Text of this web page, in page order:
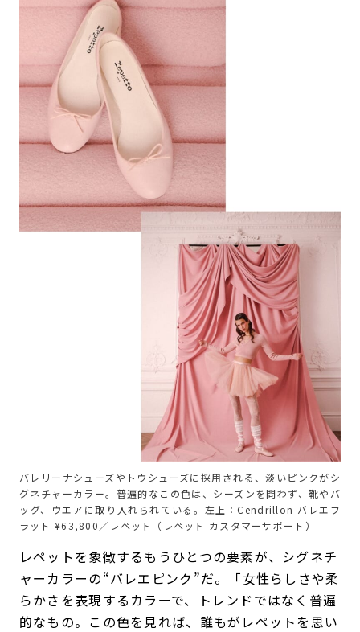
バレリーナシューズやトウシューズに採用される、淡いピンクがシ
グネチャーカラー。普遍的なこの色は、シーズンを問わず、靴やバ
ッグ、ウエアに取り入れられている。左上：Cendrillon バレエフ
ラット ¥63,800／レペット（レペット カスタマーサポート）
レペットを象徴するもうひとつの要素が、シグネチ
ャーカラーの“バレエピンク”だ。「女性らしさや柔
らかさを表現するカラーで、トレンドではなく普遍
的なもの。この色を見れば、誰もがレペットを思い